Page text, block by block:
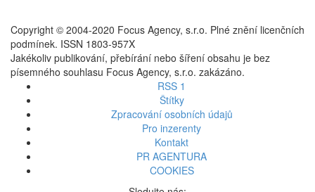
Copyright © 2004-2020 Focus Agency, s.r.o. Plné znění licenčních
podmínek. ISSN 1803-957X
Jakékoliv publikování, přebírání nebo šíření obsahu je bez
písemného souhlasu Focus Agency, s.r.o. zakázáno.
RSS 1
Štítky
Zpracování osobních údajů
Pro inzerenty
Kontakt
PR AGENTURA
COOKIES